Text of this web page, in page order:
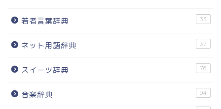
若者言葉辞典 33
ネット用語辞典 37
スイーツ辞典 76
音楽辞典 94